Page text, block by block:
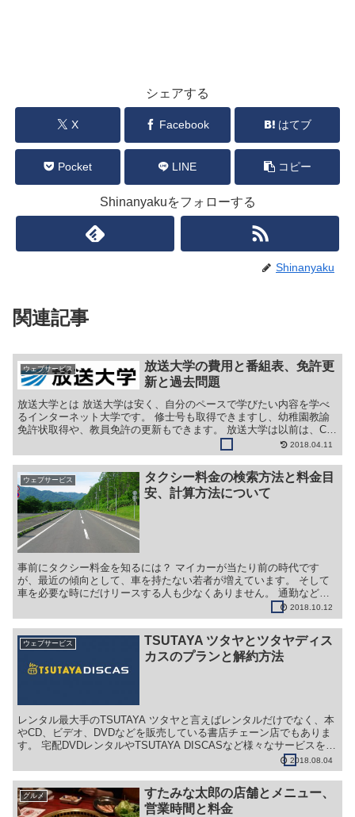
シェアする
X Facebook はてブ
Pocket LINE コピー
Shinanyakuをフォローする
Shinanyaku
関連記事
ウェブサービス
放送大学の費用と番組表、免許更
新と過去問題
放送大学とは 放送大学は安く、自分のペースで学びたい内容を学べ
るインターネット大学です。 修士号も取得できますし、幼稚園教諭
免許状取得や、教員免許の更新もできます。 放送大学は以前は、CS
スカパーのチャンネルで講義内容番組を放送するスタイル...2018.04.11
ウェブサービス
タクシー料金の検索方法と料金目
安、計算方法について
事前にタクシー料金を知るには？ マイカーが当たり前の時代です
が、最近の傾向として、車を持たない若者が増えています。 そして
車を必要な時にだけリースする人も少なくありません。 通勤などに
は電車やバスを利用するわけですが、時にはタクシーを使う場...
2018.10.12
ウェブサービス
TSUTAYA ツタヤとツタヤディス
カスのプランと解約方法
レンタル最大手のTSUTAYA ツタヤと言えばレンタルだけでなく、本
やCD、ビデオ、DVDなどを販売している書店チェーン店でもありま
す。 宅配DVDレンタルやTSUTAYA DISCASなど様々なサービスを手
2018.08.04
グルメ
すたみな太郎の店舗とメニュー、
営業時間と料金